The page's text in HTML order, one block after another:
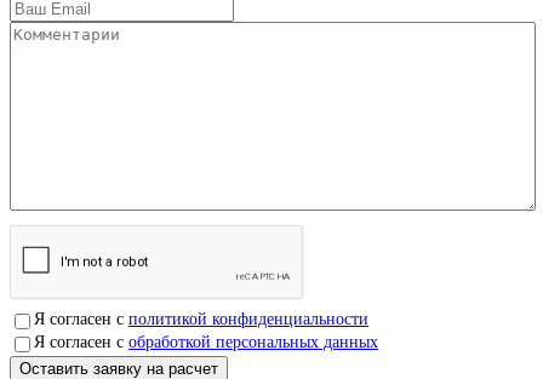
Я согласен с политикой конфиденциальности
Я согласен с обработкой персональных данных